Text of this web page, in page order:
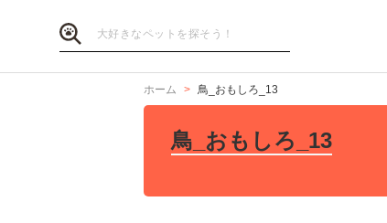
ホーム 鳥_おもしろ_13
鳥_おもしろ_13